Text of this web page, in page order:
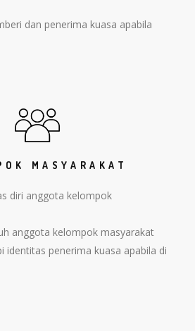
dan penerima kuasa apabila
MASYARAKAT
diri anggota kelompok
anggota kelompok masyarakat
identitas penerima kuasa apabila di